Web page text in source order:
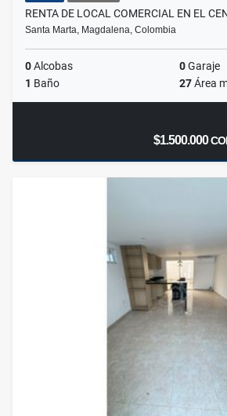
RENTA DE LOCAL COMERCIAL EN EL
Santa Marta, Magdalena, Colombia
0Alcobas 0Garaje
1 Baño 27Área
$1.500.000